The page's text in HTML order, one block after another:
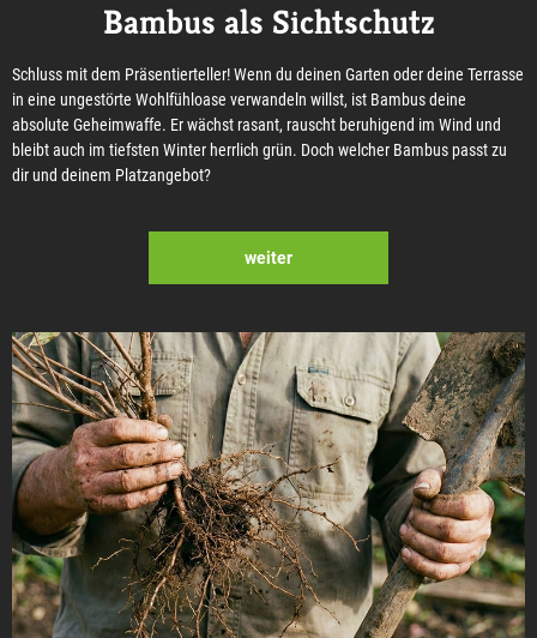
Bambus als Sichtschutz
Schluss mit dem Präsentierteller! Wenn du deinen Garten oder deine Terrasse
in eine ungestörte Wohlfühloase verwandeln willst, ist Bambus deine
absolute Geheimwaffe. Er wächst rasant, rauscht beruhigend im Wind und
bleibt auch im tiefsten Winter herrlich grün. Doch welcher Bambus passt zu
dir und deinem Platzangebot?
weiter